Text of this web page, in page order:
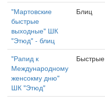
"Мартовские
быстрые
выходные" ШК
"Этюд" - блиц
Блиц
"Рапид к
Международному
женсокму дню"
ШК "Этюд"
Быстрые